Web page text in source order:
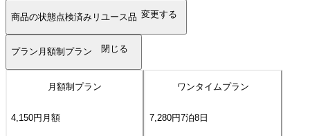
商品の状態点検済みリユース品 変更する
プラン 月額制プラン 閉じる
月額制プラン
4,150円 月額
ワンタイムプラン
7,280円7泊8日